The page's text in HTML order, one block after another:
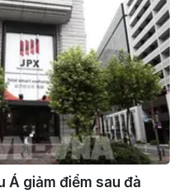
Á giảm điểm sau đà